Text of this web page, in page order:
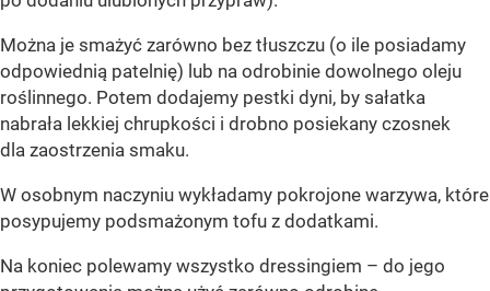
Można je smażyć zarówno bez tłuszczu (o ile posiadamy
odpowiednią patelnię) lub na odrobinie dowolnego oleju
roślinnego. Potem dodajemy pestki dyni, by sałatka
nabrała lekkiej chrupkości i drobno posiekany czosnek
dla zaostrzenia smaku.
W osobnym naczyniu wykładamy pokrojone warzywa, które
posypujemy podsmażonym tofu z dodatkami.
Na koniec polewamy wszystko dressingiem – do jego